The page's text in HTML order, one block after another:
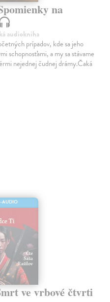
na
audiokniha
prípadov, kde sa jeho
schopnosťami, a my sa stávame
nejednej čudnej drámy.Čaká
AUDIO
ve vrbové čtvrti